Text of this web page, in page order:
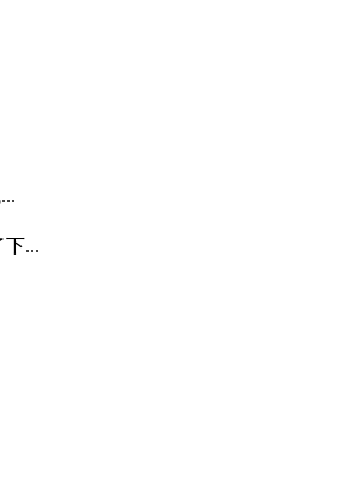
...